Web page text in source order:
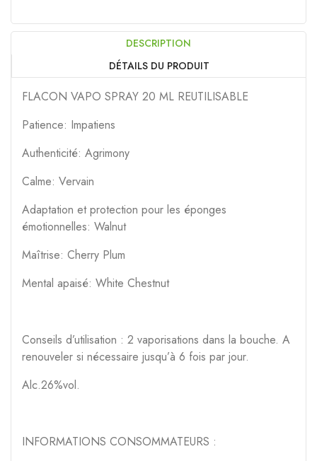
DESCRIPTION
DÉTAILS DU PRODUIT
FLACON VAPO SPRAY 20 ML REUTILISABLE
Patience: Impatiens
Authenticité: Agrimony
Calme: Vervain
Adaptation et protection pour les éponges
émotionnelles: Walnut
Maîtrise: Cherry Plum
Mental apaisé: White Chestnut
Conseils d’utilisation : 2 vaporisations dans la bouche. A
renouveler si nécessaire jusqu’à 6 fois par jour.
Alc.26%vol.
INFORMATIONS CONSOMMATEURS :